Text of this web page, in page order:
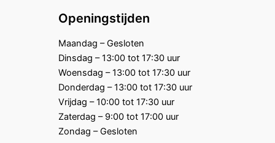
Openingstijden
Maandag – Gesloten
Dinsdag – 13:00 tot 17:30 uur
Woensdag – 13:00 tot 17:30 uur
Donderdag – 13:00 tot 17:30 uur
Vrijdag – 10:00 tot 17:30 uur
Zaterdag – 9:00 tot 17:00 uur
Zondag – Gesloten